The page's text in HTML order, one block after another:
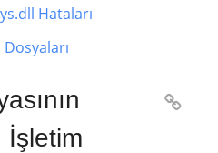
Hataları
İşletim
